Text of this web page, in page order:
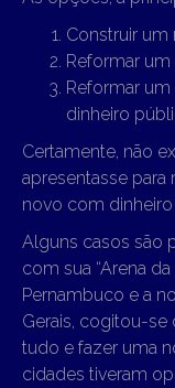
Construir um
Reformar
Reformar
dinheiro
Certamente, não
apresentasse
novo com
Alguns casos são
com sua “Arena
Pernambuco e a
Gerais, cogitou-se
tudo e fazer uma
cidades tiveram